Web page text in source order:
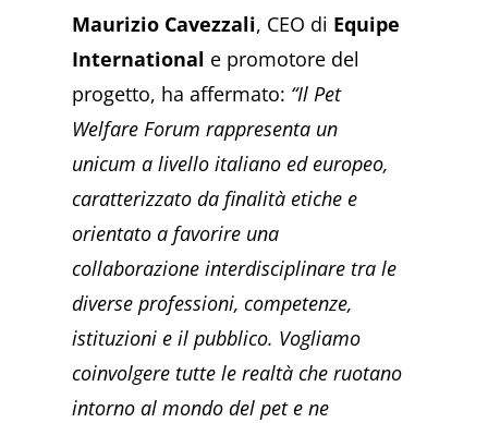
Maurizio Cavezzali, CEO di Equipe
International e promotore del
progetto, ha affermato: “Il Pet
Welfare Forum rappresenta un
unicum a livello italiano ed europeo,
caratterizzato da finalità etiche e
orientato a favorire una
collaborazione interdisciplinare tra le
diverse professioni, competenze,
istituzioni e il pubblico. Vogliamo
coinvolgere tutte le realtà che ruotano
intorno al mondo del pet e ne